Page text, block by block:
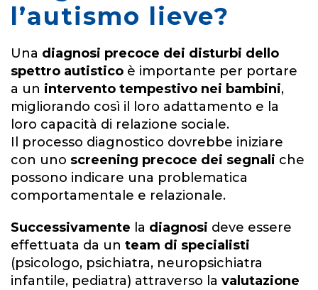
l’autismo lieve?
Una diagnosi precoce dei disturbi dello
spettro autistico è importante per portare
a un intervento tempestivo nei bambini,
migliorando così il loro adattamento e la
loro capacità di relazione sociale.
Il processo diagnostico dovrebbe iniziare
con uno screening precoce dei segnali che
possono indicare una problematica
comportamentale e relazionale.
Successivamente la diagnosi deve essere
effettuata da un team di specialisti
(psicologo, psichiatra, neuropsichiatra
infantile, pediatra) attraverso la valutazione